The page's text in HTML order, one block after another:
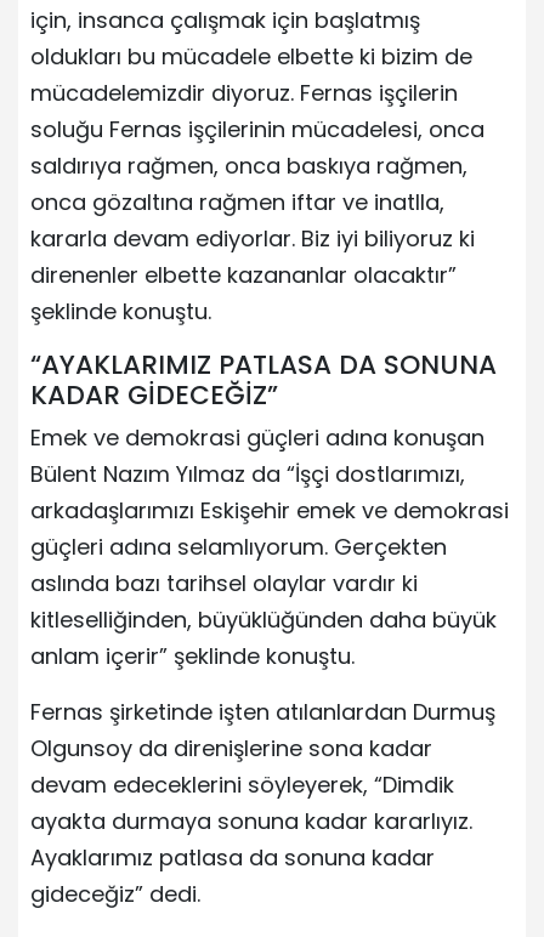
için, insanca çalışmak için başlatmış
oldukları bu mücadele elbette ki bizim de
mücadelemizdir diyoruz. Fernas işçilerin
soluğu Fernas işçilerinin mücadelesi, onca
saldırıya rağmen, onca baskıya rağmen,
onca gözaltına rağmen iftar ve inatlla,
kararla devam ediyorlar. Biz iyi biliyoruz ki
direnenler elbette kazananlar olacaktır”
şeklinde konuştu.
“AYAKLARIMIZ PATLASA DA SONUNA
KADAR GİDECEĞİZ”
Emek ve demokrasi güçleri adına konuşan
Bülent Nazım Yılmaz da “İşçi dostlarımızı,
arkadaşlarımızı Eskişehir emek ve demokrasi
güçleri adına selamlıyorum. Gerçekten
aslında bazı tarihsel olaylar vardır ki
kitleselliğinden, büyüklüğünden daha büyük
anlam içerir” şeklinde konuştu.
Fernas şirketinde işten atılanlardan Durmuş
Olgunsoy da direnişlerine sona kadar
devam edeceklerini söyleyerek, “Dimdik
ayakta durmaya sonuna kadar kararlıyız.
Ayaklarımız patlasa da sonuna kadar
gideceğiz” dedi.